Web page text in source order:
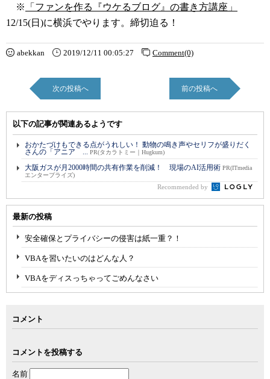
※
「ファンを作る『ウケるブログ』の書き方講座」
12/15(日)に横浜でやります。締切迫る！
abekkan 2019/12/11 00:05:27 Comment(0)
次の投稿へ 前の投稿へ
以下の記事が関連あるようです
おかたづけもできる点がうれしい！ 動物の鳴き声やセリフが盛りだく
さんの「アニア ... PR(タカラトミー｜Hugkum)
大阪ガスが月2000時間の共有作業を削減！ 現場のAI活用術 PR(ITmedia
エンタープライズ)
Recommended by
最新の投稿
安全確保とプライバシーの侵害は紙一重？！
VBAを習いたいのはどんな人？
VBAをディスっちゃってごめんなさい
コメント
コメントを投稿する
名前